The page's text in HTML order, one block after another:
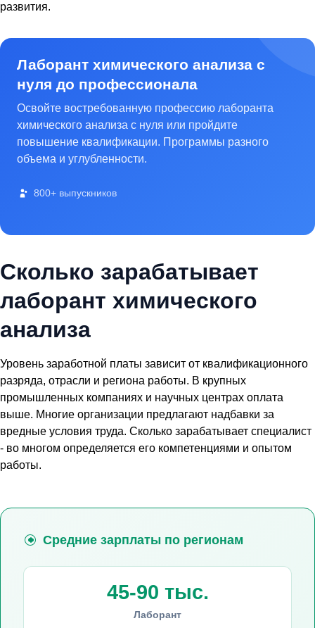
развития.
Лаборант химического анализа с
нуля до профессионала
Освойте востребованную профессию лаборанта
химического анализа с нуля или пройдите
повышение квалификации. Программы разного
объема и углубленности.
800+ выпускников
Сколько зарабатывает
лаборант химического
анализа
Уровень заработной платы зависит от квалификационного
разряда, отрасли и региона работы. В крупных
промышленных компаниях и научных центрах оплата
выше. Многие организации предлагают надбавки за
вредные условия труда. Сколько зарабатывает специалист
- во многом определяется его компетенциями и опытом
работы.
Средние зарплаты по регионам
45-90 тыс.
Лаборант